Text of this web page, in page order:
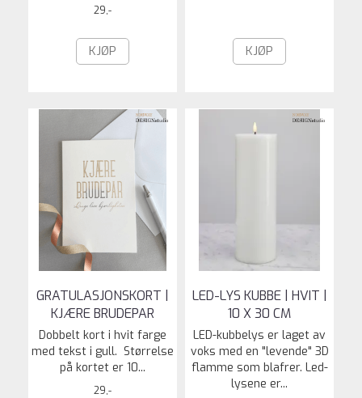
29,-
KJØP KJØP
GRATULASJONSKORT |
KJÆRE BRUDEPAR
Dobbelt kort i hvit farge
med tekst i gull. Størrelse
på kortet er 10...
29,-
LED-LYS KUBBE | HVIT |
10 X 30 CM
LED-kubbelys er laget av
voks med en "levende" 3D
flamme som blafrer. Led-
lysene er...